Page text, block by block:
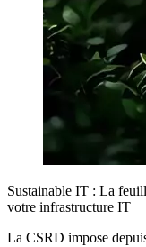
Sustainable IT : La
votre infrastructure IT
La CSRD impose